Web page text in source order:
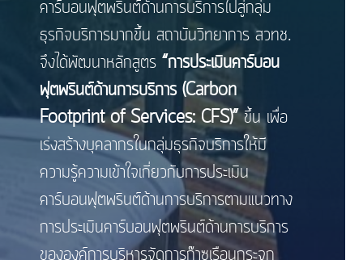
คาร์บอนฟุตพรินต์ด้านการบริการไปสู่กลุ่ม
ธุรกิจบริการมากขึ้น สถาบันวิทยาการ สวทช.
จึงได้พัฒนาหลักสูตร“การประเมินคาร์บอน
ฟุตพรินต์ด้านการบริการ (Carbon
Footprint of Services: CFS)”ขึ้น เพื่อ
เร่งสร้างบุคลากรในกลุ่มธุรกิจบริการให้มี
ความรู้ความเข้าใจเกี่ยวกับการประเมิน
คาร์บอนฟุตพรินต์ด้านการบริการตามแนวทาง
การประเมินคาร์บอนฟุตพรินต์ด้านการบริการ